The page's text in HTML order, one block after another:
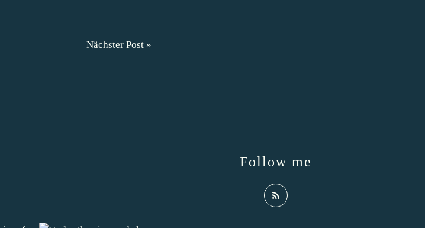
Nächster Post »
Follow me